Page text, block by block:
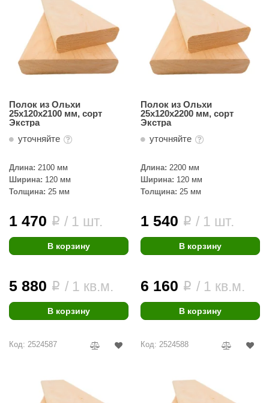
Полок из Ольхи
25х120х2100 мм, сорт
Экстра
уточняйте
Длина: 2100 мм
Ширина: 120 мм
Толщина: 25 мм
1 470 i / 1 шт.
В корзину
5 880 i / 1 кв.м.
В корзину
Полок из Ольхи
25х120х2200 мм, сорт
Экстра
уточняйте
Длина: 2200 мм
Ширина: 120 мм
Толщина: 25 мм
1 540 i / 1 шт.
В корзину
6 160 i / 1 кв.м.
В корзину
Код: 2524587 Код: 2524588